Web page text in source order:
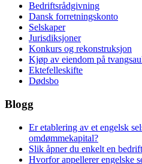
Bedriftsrådgivning
Dansk forretningskonto
Selskaper
Jurisdiksjoner
Konkurs og rekonstruksjon
Kjøp av eiendom på
Ektefelleskifte
Dødsbo
Blogg
Er etablering av et engelsk
omdømmekapital?
Slik åpner du enkelt en
Hvorfor appellerer engelske